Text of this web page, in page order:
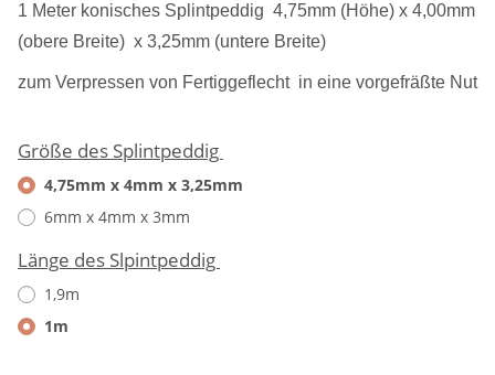
1 Meter konisches Splintpeddig 4,75mm (Höhe) x 4,00mm
(obere Breite) x 3,25mm (untere Breite)
zum Verpressen von Fertiggeflecht in eine vorgefräßte Nut
Größe des Splintpeddig
4,75mm x 4mm x 3,25mm
6mm x 4mm x 3mm
Länge des Slpintpeddig
1,9m
1m